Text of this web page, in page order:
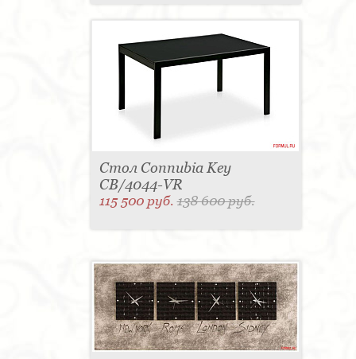
Стол Connubia Key
CB/4044-VR
115 500 руб.138 600 руб.